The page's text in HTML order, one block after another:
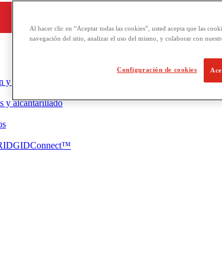
localización
y alcantarillado
Al hacer clic en “Aceptar todas las cookies”, usted acepta que las
navegación del sitio, analizar el uso del mismo, y colaborar con
Configuración de cookies